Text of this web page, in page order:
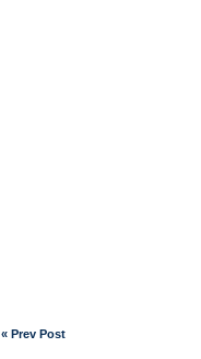
« Prev Post